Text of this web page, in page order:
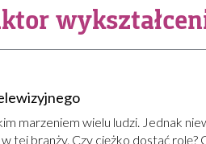
marzeniem wielu ludzi. Jednak
tej branży. Czy ciężko dostać rolę?